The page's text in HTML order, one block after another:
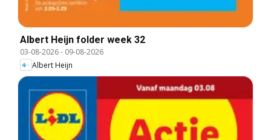
Albert Heijn folder week 32
03-08-2026- 09-08-2026
Albert Heijn